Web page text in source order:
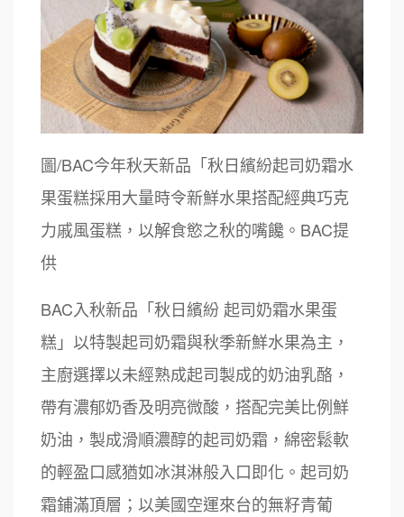
圖/BAC今年秋天新品「秋日繽紛起司奶霜水
果蛋糕採用大量時令新鮮水果搭配經典巧克
力戚風蛋糕，以解食慾之秋的嘴饞。BAC提
供
BAC入秋新品「秋日繽紛 起司奶霜水果蛋
糕」以特製起司奶霜與秋季新鮮水果為主，
主廚選擇以未經熟成起司製成的奶油乳酪，
帶有濃郁奶香及明亮微酸，搭配完美比例鮮
奶油，製成滑順濃醇的起司奶霜，綿密鬆軟
的輕盈口感猶如冰淇淋般入口即化。起司奶
霜鋪滿頂層；以美國空運來台的無籽青葡